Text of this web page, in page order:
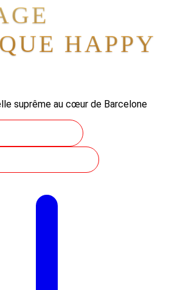
HAPPY
suprême au cœur de Barcelone